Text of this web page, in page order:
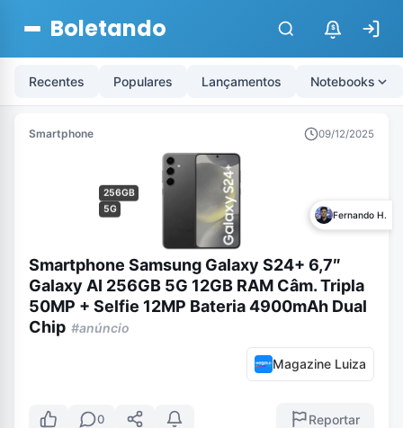
Boletando $
Recentes Populares Lançamentos Notebooks
Smartphone 09/12/2025
256GB
5G
Fernando H.
Smartphone Samsung Galaxy S24+ 6,7″
Galaxy AI 256GB 5G 12GB RAM Câm. Tripla
50MP + Selfie 12MP Bateria 4900mAh Dual
Chip #anúncio
Magazine Luiza
0 Reportar